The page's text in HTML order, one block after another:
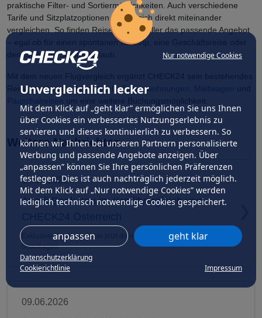
Nur notwendige Cookies
Unvergleichlich lecker
Mit dem Klick auf „geht klar” ermöglichen Sie uns Ihnen
über Cookies ein verbessertes Nutzungserlebnis zu
servieren und dieses kontinuierlich zu verbessern. So
können wir Ihnen bei unseren Partnern personalisierte
Werbung und passende Angebote anzeigen. Über
„anpassen” können Sie Ihre persönlichen Präferenzen
festlegen. Dies ist auch nachträglich jederzeit möglich.
Mit dem Klick auf „Nur notwendige Cookies” werden
lediglich technisch notwendige Cookies gespeichert.
anpassen geht klar
Datenschutzerklärung
Cookierichtlinie
Impressum
praktische Filter- und Sortiermöglichkeiten. Auch verschiedene
Tarife und Sitzplatzoptionen lassen sich direkt miteinander
vergleichen. So finden Reisende schneller das passende Angebot
– egal ob für einen spontanen Kurztrip, eine Geschäftsreise oder
den nächsten Sommerurlaub.
Reiseangebot rund um Hotels ,Ferienwohnungen Mietwagen
Pauschalreisen
Weitere Nachrichten
14.07.2026
Anadi Bank neu im Kreditvergleich von
CHECK24 Österreich
Exklusive Kreditangebote jetzt direkt online vergleichen und
beantragen
09.06.2026